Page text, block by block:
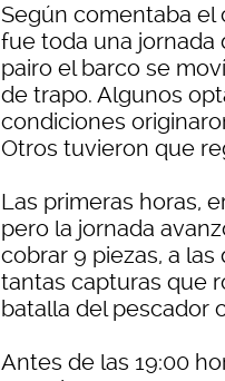
Según comentaba el
fue toda una jornada
pairo el barco se
de trapo. Algunos
condiciones
Otros tuvieron que
Las primeras horas,
pero la jornada
cobrar 9 piezas, a
tantas capturas que
batalla del pescador
Antes de las 19:00